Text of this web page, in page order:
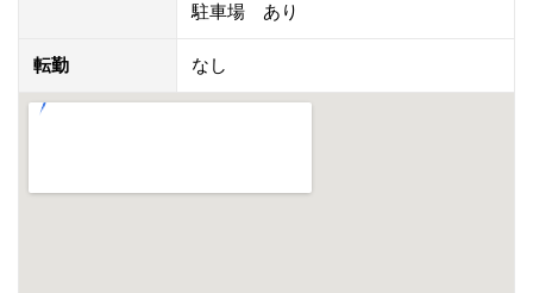
駐車場 あり
転勤 なし